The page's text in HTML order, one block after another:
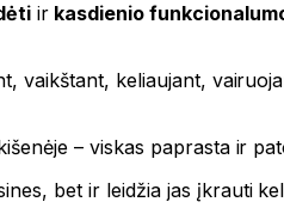
ir kasdienio
vaikštant, keliaujant,
– viskas paprasta ir
bet ir leidžia jas įkrauti